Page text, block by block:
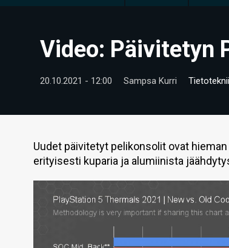
Video: Päivitetyn
20.10.2021 - 12:00 Sampsa Kurri
Uudet päivitetyt pelikonsolit ovat
erityisesti kuparia ja alumiinista